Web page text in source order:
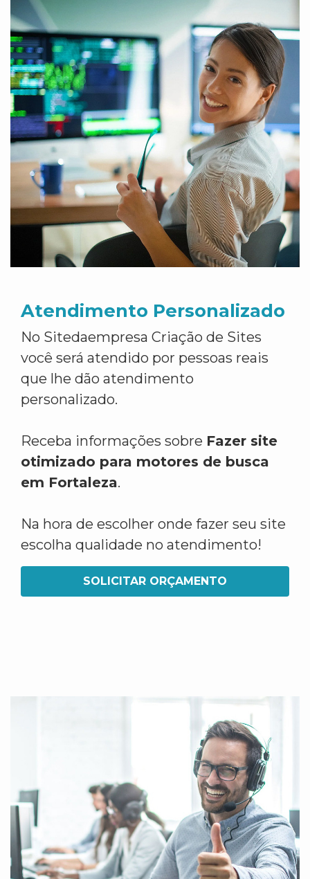
Atendimento Personalizado
No Sitedaempresa Criação de Sites
você será atendido por pessoas reais
que lhe dão atendimento
personalizado.
Receba informações sobre Fazer site
otimizado para motores de busca
em Fortaleza.
Na hora de escolher onde fazer seu site
escolha qualidade no atendimento!
SOLICITAR ORÇAMENTO